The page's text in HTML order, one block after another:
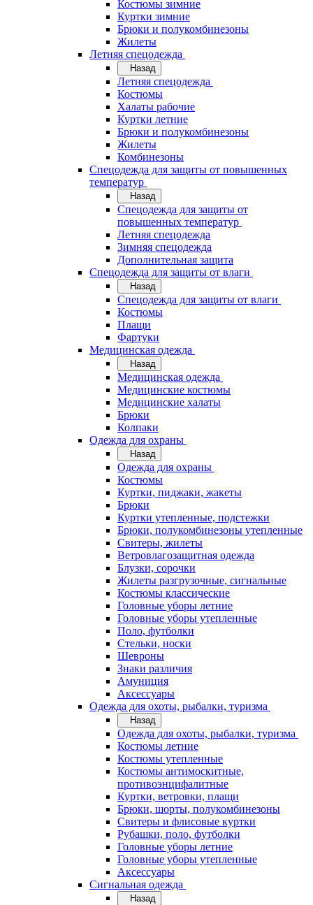
Костюмы зимние
Куртки зимние
Брюки и полукомбинезоны
Жилеты
Летняя спецодежда
Назад
Летняя спецодежда
Костюмы
Халаты рабочие
Куртки летние
Брюки и полукомбинезоны
Жилеты
Комбинезоны
Спецодежда для защиты от повышенных
температур
Назад
Спецодежда для защиты от
повышенных температур
Летняя спецодежда
Зимняя спецодежда
Дополнительная защита
Спецодежда для защиты от влаги
Назад
Спецодежда для защиты от влаги
Костюмы
Плащи
Фартуки
Медицинская одежда
Назад
Медицинская одежда
Медицинские костюмы
Медицинские халаты
Брюки
Колпаки
Одежда для охраны
Назад
Одежда для охраны
Костюмы
Куртки, пиджаки, жакеты
Брюки
Куртки утепленные, подстежки
Брюки, полукомбинезоны утепленные
Свитеры, жилеты
Ветровлагозащитная одежда
Блузки, сорочки
Жилеты разгрузочные, сигнальные
Костюмы классические
Головные уборы летние
Головные уборы утепленные
Поло, футболки
Стельки, носки
Шевроны
Знаки различия
Амуниция
Аксессуары
Одежда для охоты, рыбалки, туризма
Назад
Одежда для охоты, рыбалки, туризма
Костюмы летние
Костюмы утепленные
Костюмы антимоскитные,
противоэнцифалитные
Куртки, ветровки, плащи
Брюки, шорты, полукомбинезоны
Свитеры и флисовые куртки
Рубашки, поло, футболки
Головные уборы летние
Головные уборы утепленные
Аксессуары
Сигнальная одежда
Назад